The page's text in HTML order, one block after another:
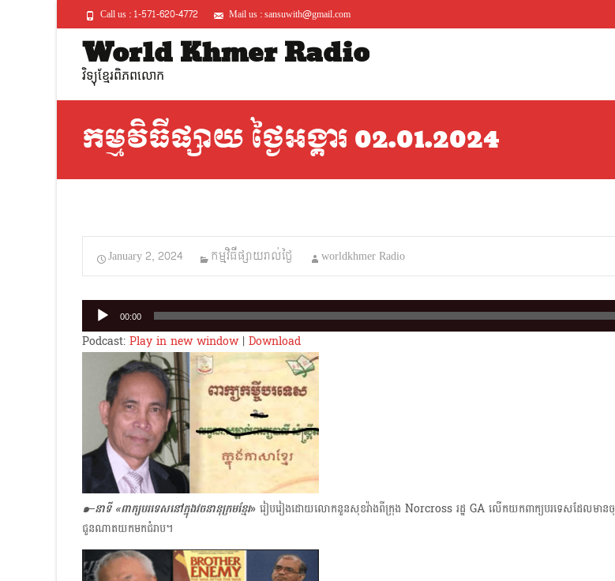
Call us : 1-571-620-4772 Mail us : sansuwith@gmail.com
World Khmer Radio
វិទ្យុខ្មែរពិភពលោក
កម្មវិធីផ្សាយ ថ្ងៃអង្គារ 02.01.2024
January 2, 2024 កម្មវិធីផ្សាយរាល់ថ្ងៃ worldkhmer Radio
Audio
Player
00:00
Podcast: Play in new window| Download
๑–នាទី «ពាក្យបរទេសនៅក្នុងវចនានុក្រមខ្មែរ» រៀបរៀងដោយលោកនួនសុខវ៉ាងពីក្រុង Norcross រដ្ឋ GA លើកយកពាក្យបរទេសដែលមានចុះ
ជួនណាត​យកមកជំរាប។